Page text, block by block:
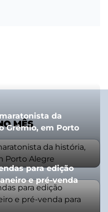
MÊS
da
Grêmio, em Porto
para edição
e pré-venda